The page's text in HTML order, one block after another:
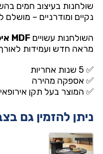
שולחנות בעיצוב חמים
נקיים ומודרניים – מושלם
השולחנות עשויים MDF איכותי עם ציפוי עמיד בפני שריטות ומים
מראה חדש ועמידות
✅ 5 שנות אחריות
✅ אספקה מהירה
✅ המוצר בעל תקן
ניתן להזמין גם